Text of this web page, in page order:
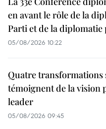
en avant le rôle de la
Parti et de la
05/08/2026 10:22
Quatre transformations
témoignent de la vision
leader
05/08/2026 09:45